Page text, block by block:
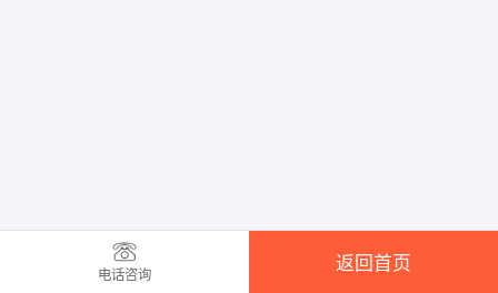
电话咨询
返回首页